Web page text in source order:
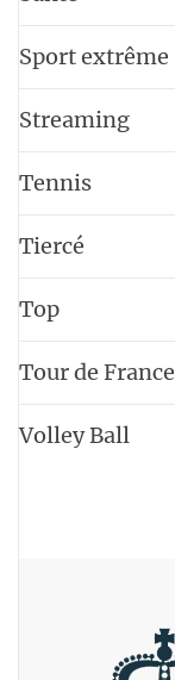
Sport extrême
Streaming
Tennis
Tiercé
Top
Tour de France
Volley Ball